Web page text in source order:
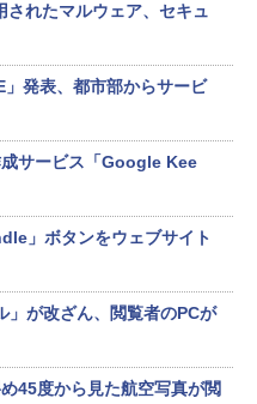
されたマルウェア、セキュ
発表、都市部からサービ
サービス「Google Kee
」ボタンをウェブサイト
」が改ざん、閲覧者のPCが
45度から見た航空写真が閲